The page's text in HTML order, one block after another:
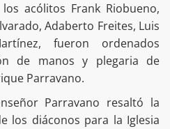
acólitos Frank Riobueno,
Adaberto Freites, Luis
fueron ordenados
de manos y plegaria de
Parravano.
Parravano resaltó la
los diáconos para la Iglesia